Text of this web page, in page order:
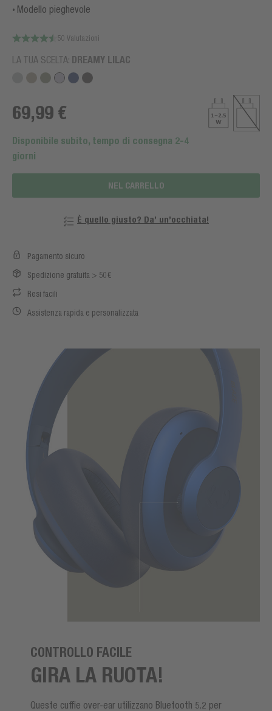
Modello pieghevole
50 Valutazioni
LA TUA SCELTA: DREAMY LILAC
69,99 €
Disponibile subito, tempo di consegna 2-4
giorni
NEL CARRELLO
È quello giusto? Da’ un’occhiata!
Pagamento sicuro
Spedizione gratuita > 50€
Resi facili
Assistenza rapida e personalizzata
CONTROLLO FACILE
GIRA LA RUOTA!
Queste cuffie over-ear utilizzano Bluetooth 5.2 per